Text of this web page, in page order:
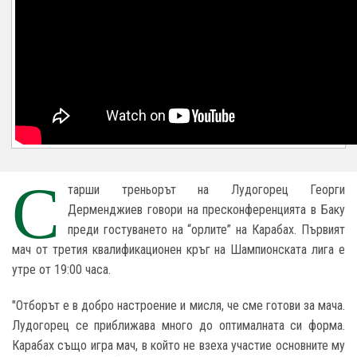
С
тарши треньорът на Лудогорец Георги
Дерменджиев говори на пресконференцията в Баку
преди гостуването на “орлите” на Карабах. Първият
мач от третия квалификационен кръг на Шампионската лига е
утре от 19:00 часа.
"Отборът е в добро настроение и мисля, че сме готови за мача.
Лудогорец се приближава много до оптималната си форма.
Карабах също игра мач, в който не взеха участие основните му